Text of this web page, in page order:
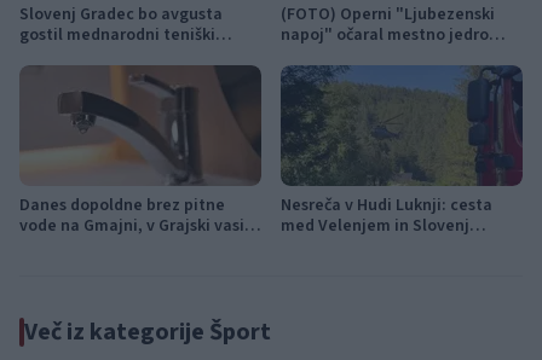
Slovenj Gradec bo avgusta
gostil mednarodni teniški
Open
(FOTO) Operni "Ljubezenski
napoj" očaral mestno jedro
Danes dopoldne brez pitne
vode na Gmajni, v Grajski vasi
Nesreča v Hudi Luknji: cesta
med Velenjem in Slovenj
Več iz kategorije Šport